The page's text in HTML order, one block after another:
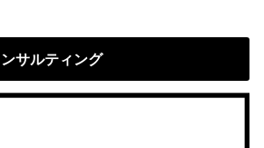
サルティング